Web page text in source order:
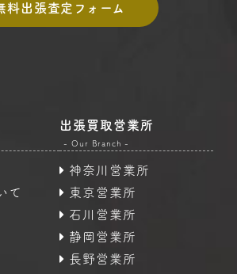
料出張査定フォーム
て
出張買取営業所
- Our Branch -
神奈川営業所
東京営業所
石川営業所
静岡営業所
長野営業所